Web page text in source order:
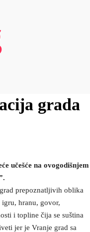
grada
učešće na ovogodišnjem
prepoznatljivih oblika
hranu, govor,
i topline čija se suština
jer je Vranje grad sa